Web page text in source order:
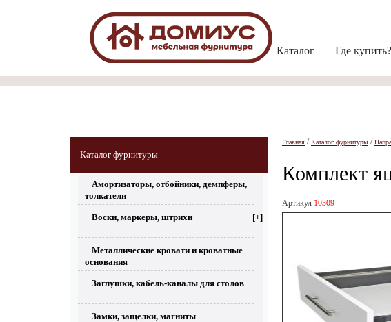
Каталог Где купить?
Каталог фурнитуры
Амортизаторы, отбойники, демпферы,
толкатели
Воски, маркеры, штрихи [+]
Металлические кровати и кроватные
основания
Заглушки, кабель-каналы для столов
Замки, защелки, магниты
Главная /Каталог фурнитуры /
Комплект
Артикул 10309